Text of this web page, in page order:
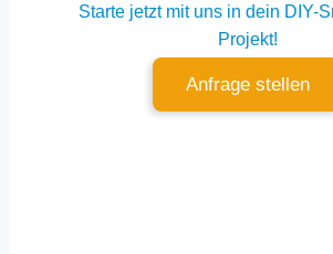
Starte jetzt mit uns in dein DIY-
Projekt!
Anfrage stellen